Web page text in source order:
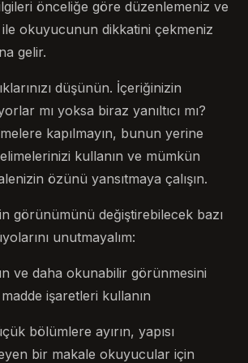
önceliğe göre düzenlemeniz ve
okuyucunun dikkatini çekmeniz
gelir.
düşünün. İçeriğinizin
mı yoksa biraz yanıltıcı mı?
kapılmayın, bunun yerine
kullanın ve mümkün
özünü yansıtmaya çalışın.
görünümünü değiştirebilecek bazı
unutmayalım:
ve daha okunabilir görünmesini
işaretleri kullanın
bölümlere ayırın, yapısı
bir makale okuyucular için